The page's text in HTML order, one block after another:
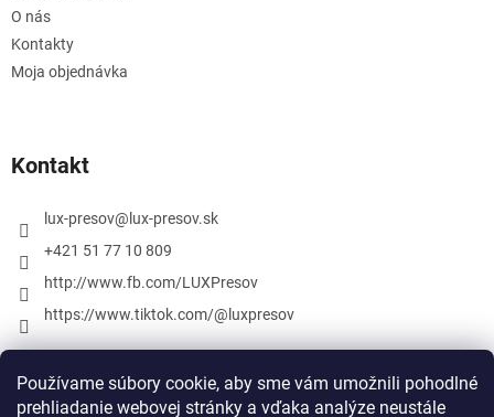
Používame súbory cookie, aby sme vám umožnili pohodlné
prehliadanie webovej stránky a vďaka analýze neustále
O nás
Kontakty
Moja objednávka
Kontakt
lux-presov@ lux-presov.sk
+421 51 77 10 809
http://www.fb.com/LUXPresov
https://www.tiktok.com/@luxpresov